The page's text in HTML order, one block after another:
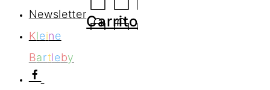
Newsletter
Kleine
Bartleby
Carrito